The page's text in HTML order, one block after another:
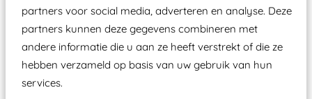
partners voor social media, adverteren en analyse. Deze
partners kunnen deze gegevens combineren met
andere informatie die u aan ze heeft verstrekt of die ze
hebben verzameld op basis van uw gebruik van hun
services.
zoals kunstgras, rubber tegels of boomschors?
Elk speeltoestel in de openbare ruimte voorzien
moet zijn van een typekeuring, -plaatje en
certificering, uitgegeven door een Nederlands
aangewezen keuringsinstantie?